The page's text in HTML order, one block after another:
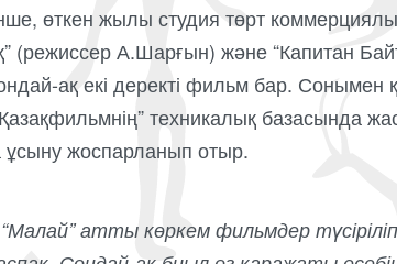
өткен жылы студия төрт
А.Шарғын) және “Капитан
ақ екі деректі фильм бар. Сонымен
техникалық базасында
ұсыну жоспарланып отыр.
“Малай” атты көркем фильмдер